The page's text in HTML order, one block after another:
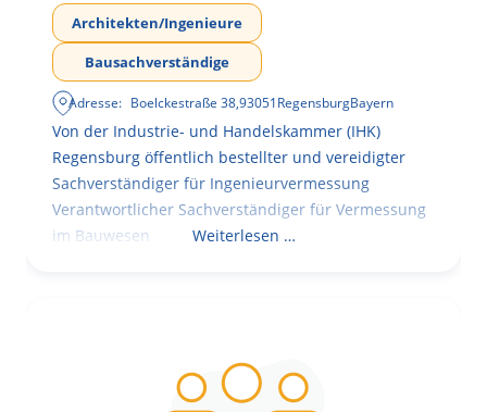
Architekten/Ingenieure
Bausachverständige
Adresse: Boelckestraße 38,93051RegensburgBayern
Von der Industrie- und Handelskammer (IHK)
Regensburg öffentlich bestellter und vereidigter
Sachverständiger für Ingenieurvermessung
Verantwortlicher Sachverständiger für Vermessung
im Bauwesen
Weiterlesen …